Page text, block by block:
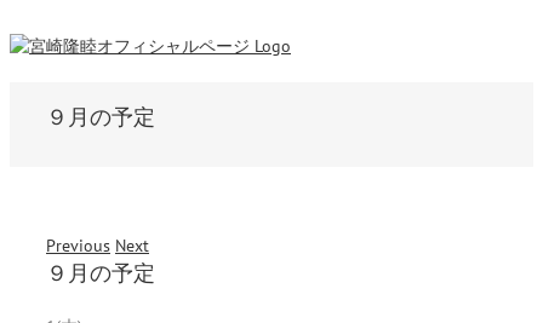
９月の予定
Previous Next
９月の予定